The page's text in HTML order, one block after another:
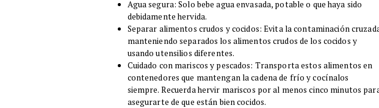
Agua segura: Solo bebe agua envasada, potable o que haya sido
debidamente hervida.
Separar alimentos crudos y cocidos: Evita la contaminación
manteniendo separados los alimentos crudos de los cocidos y
usando utensilios diferentes.
Cuidado con mariscos y pescados: Transporta estos alimentos en
contenedores que mantengan la cadena de frío y cocínalos
siempre. Recuerda hervir mariscos por al menos cinco minutos
asegurarte de que están bien cocidos.